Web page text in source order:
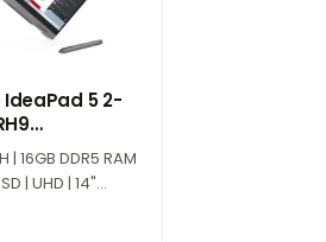
və
IdeaPad 5 2-
| 16GB DDR5 RAM
| UHD | 14"